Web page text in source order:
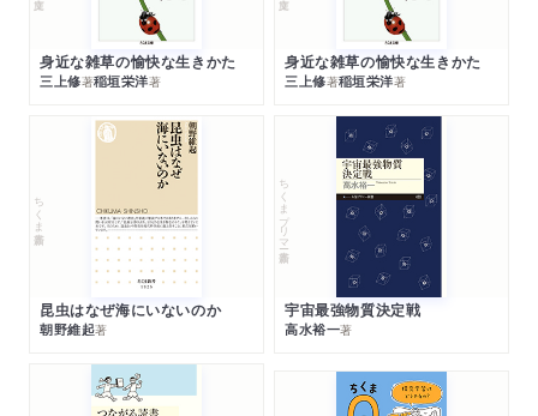
身近な雑草の愉快な生きかた
三上修著稲垣栄洋著
身近な雑草の愉快な生きかた
三上修著稲垣栄洋著
ちくま新書
昆虫はなぜ海にいないのか
朝野維起著
ちくまプリマー新書
宇宙最強物質決定戦
高水裕一著